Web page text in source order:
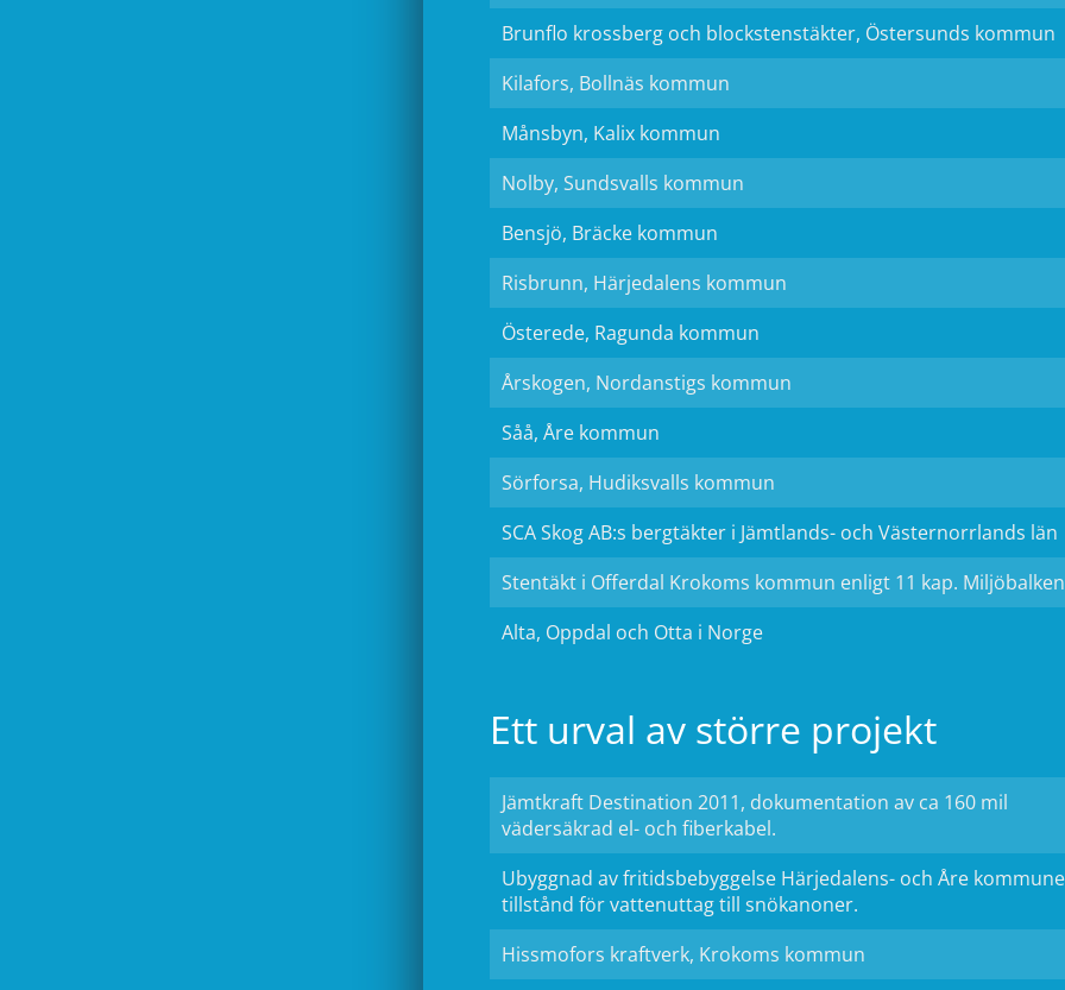
Brunflo krossberg och blockstenstäkter, Östersunds kommun
Kilafors, Bollnäs kommun
Månsbyn, Kalix kommun
Nolby, Sundsvalls kommun
Bensjö, Bräcke kommun
Risbrunn, Härjedalens kommun
Österede, Ragunda kommun
Årskogen, Nordanstigs kommun
Såå, Åre kommun
Sörforsa, Hudiksvalls kommun
SCA Skog AB:s bergtäkter i Jämtlands- och Västernorrlands län
Stentäkt i Offerdal Krokoms kommun enligt 11 kap. Miljöbalken
Alta, Oppdal och Otta i Norge
Ett urval av större projekt
Jämtkraft Destination 2011, dokumentation av ca 160 mil
vädersäkrad el- och fiberkabel.
Ubyggnad av fritidsbebyggelse Härjedalens- och Åre
tillstånd för vattenuttag till snökanoner.
Hissmofors kraftverk, Krokoms kommun